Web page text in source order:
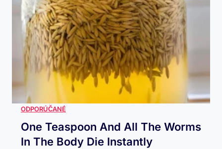
One Teaspoon And All The Worms
In The Body Die Instantly